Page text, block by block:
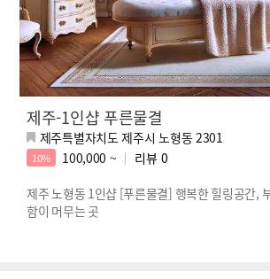
제주-1인샵 푸른물결
제주특별자치도 제주시 노형동 2301
10% 100,000 ~ 리뷰 0
제주 노형동 1인샵 [푸른물결] 행복한 힐링공간,
함이 머무는 곳